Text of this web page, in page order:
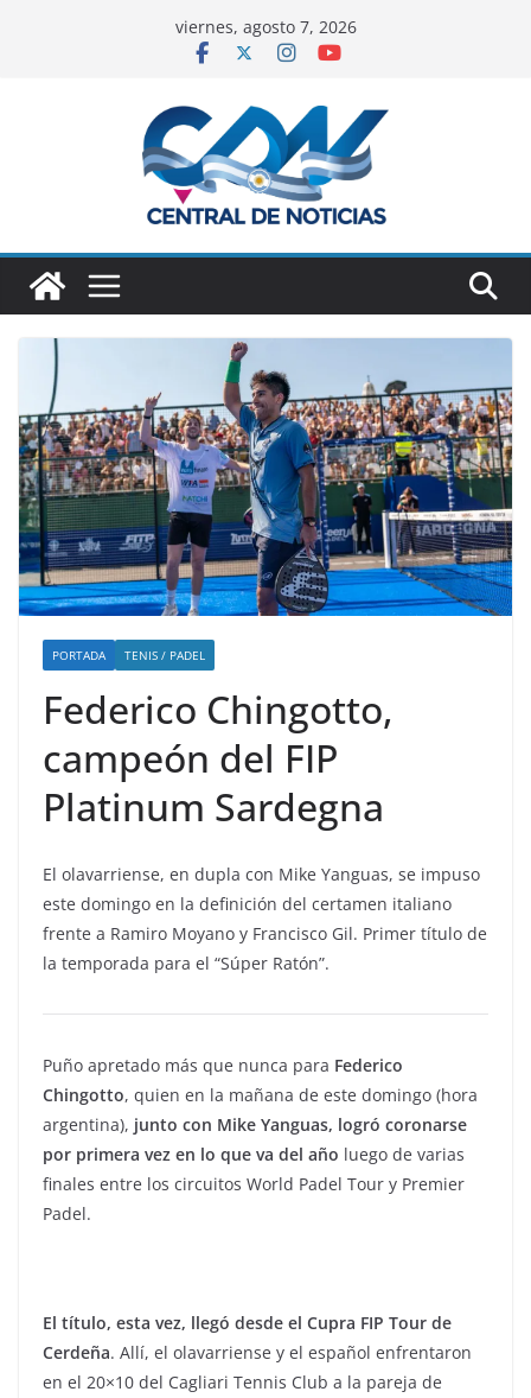
viernes, agosto 7, 2026
PORTADA TENIS / PADEL
Federico Chingotto,
campeón del FIP
Platinum Sardegna
El olavarriense, en dupla con Mike Yanguas, se impuso
este domingo en la definición del certamen italiano
frente a Ramiro Moyano y Francisco Gil. Primer título de
la temporada para el “Súper Ratón”.
Puño apretado más que nunca para Federico
Chingotto, quien en la mañana de este domingo (hora
argentina), junto con Mike Yanguas, logró coronarse
por primera vez en lo que va del año luego de varias
finales entre los circuitos World Padel Tour y Premier
Padel.
El título, esta vez, llegó desde el Cupra FIP Tour de
Cerdeña. Allí, el olavarriense y el español enfrentaron
en el 20×10 del Cagliari Tennis Club a la pareja de